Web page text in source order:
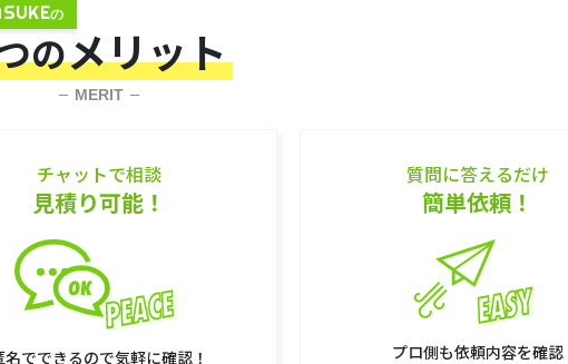
の
のメリット
MERIT
チャットで相談
見積り可能！
名でできるので気軽に確認！
質問に答えるだけ
簡単依頼！
プロ側も依頼内容を確認